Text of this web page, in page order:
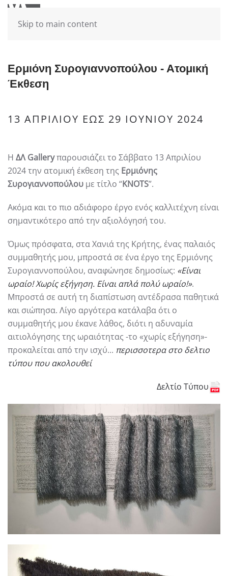
Skip to main content
Ερμιόνη Συρογιαννoπούλου - Ατομική
Έκθεση
13 ΑΠΡΙΛΊΟΥ ΈΩΣ 29 ΙΟΥΝΊΟΥ 2024
Η ΔΛ Galleryπαρουσιάζει το Σάββατο 13 Απριλίου
2024 την ατομική έκθεση της Ερμιόνης
Συρογιαννοπούλου με τίτλο “KNOTS”.
Ακόμα και το πιο αδιάφορο έργο ενός καλλιτέχνη είναι
σημαντικότερο από την αξιολόγησή του.
Όμως πρόσφατα, στα Χανιά της Κρήτης, ένας παλαιός
συμμαθητής μου, μπροστά σε ένα έργο της Ερμιόνης
Συρογιαννοπούλου, αναφώνησε δημοσίως: «Είναι
ωραίο! Χωρίς εξήγηση. Είναι απλά πολύ ωραίο!».
Μπροστά σε αυτή τη διαπίστωση αντέδρασα παθητικά
και σιώπησα. Λίγο αργότερα κατάλαβα ότι ο
συμμαθητής μου έκανε λάθος, διότι η αδυναμία
αιτιολόγησης της ωραιότητας -το «χωρίς εξήγηση»-
προκαλείται από την ισχύ... περισσοτερα στο δελτιο
τύπου που ακολουθεί
Δελτίο Τύπου